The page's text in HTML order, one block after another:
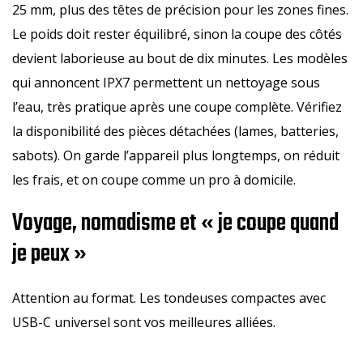
25 mm, plus des têtes de précision pour les zones fines.
Le poids doit rester équilibré, sinon la coupe des côtés
devient laborieuse au bout de dix minutes. Les modèles
qui annoncent IPX7 permettent un nettoyage sous
l’eau, très pratique après une coupe complète. Vérifiez
la disponibilité des pièces détachées (lames, batteries,
sabots). On garde l’appareil plus longtemps, on réduit
les frais, et on coupe comme un pro à domicile.
Voyage, nomadisme et « je coupe quand
je peux »
Attention au format. Les tondeuses compactes avec
USB-C universel sont vos meilleures alliées.